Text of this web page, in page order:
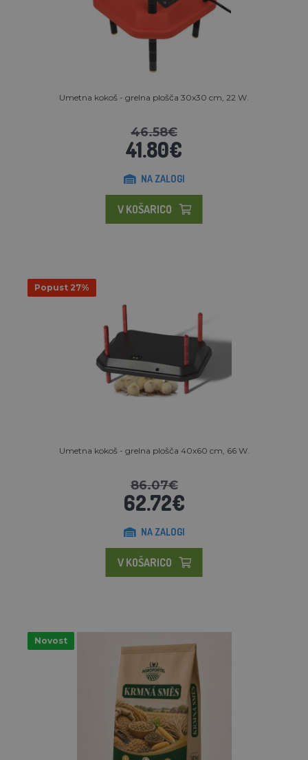
Umetna kokoš - grelna plošča 30x30 cm, 22 W.
46.58€
41.80€
NA ZALOGI
V KOŠARICO
Popust 27%
Umetna kokoš - grelna plošča 40x60 cm, 66 W.
86.07€
62.72€
NA ZALOGI
V KOŠARICO
Novost